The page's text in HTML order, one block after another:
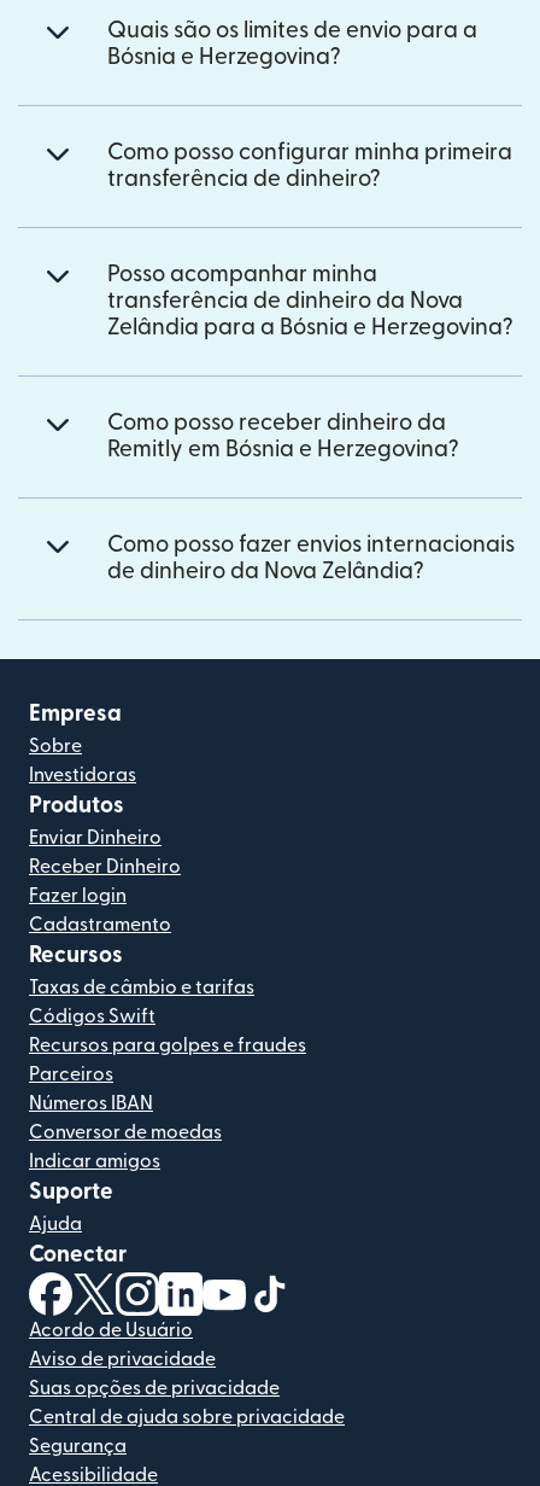
Quais são os limites de envio para a
Bósnia e Herzegovina?
Como posso configurar minha primeira
transferência de dinheiro?
Posso acompanhar minha
transferência de dinheiro da Nova
Zelândia para a Bósnia e Herzegovina?
Como posso receber dinheiro da
Remitly em Bósnia e Herzegovina?
Como posso fazer envios internacionais
de dinheiro da Nova Zelândia?
Empresa
Sobre
Investidoras
Produtos
Enviar Dinheiro
Receber Dinheiro
Fazer login
Cadastramento
Recursos
Taxas de câmbio e tarifas
Códigos Swift
Recursos para golpes e fraudes
Parceiros
Números IBAN
Conversor de moedas
Indicar amigos
Suporte
Ajuda
Conectar
(abre em uma nova janela)
(abre em uma nova janela)
(abre em uma nova janela)
(abre em uma nova janela)
(abre em uma nova janela)
Acordo de Usuário
Aviso de privacidade
Suas opções de privacidade
Central de ajuda sobre privacidade
Segurança
Acessibilidade